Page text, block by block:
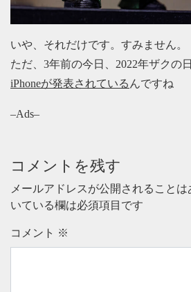
いや、それだけです。すみません。
ただ、3年前の今日、2022年ザクの日
iPhoneが発表されている んですね
–Ads–
コメントを残す
メールアドレスが公開されることは
いている欄は必須項目です
コメント ※